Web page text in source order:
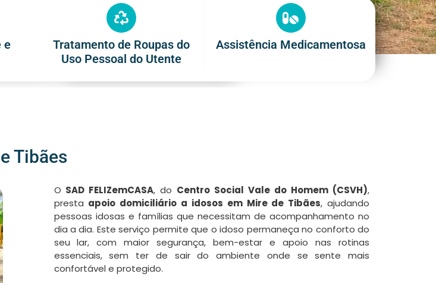
e
Tratamento de Roupas do
Uso Pessoal do Utente
Assistência Medicamentosa
Tibães
O SAD FELIZemCASA, do Centro Social Vale do Homem (CSVH),
presta apoio domiciliário a idosos em Mire de Tibães, ajudando
pessoas idosas e famílias que necessitam de acompanhamento no
dia a dia. Este serviço permite que o idoso permaneça no conforto do
seu lar, com maior segurança, bem-estar e apoio nas rotinas
essenciais, sem ter de sair do ambiente onde se sente mais
confortável e protegido.